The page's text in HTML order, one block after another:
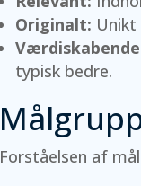
Originalt:
typisk bedre.
Forståelsen af